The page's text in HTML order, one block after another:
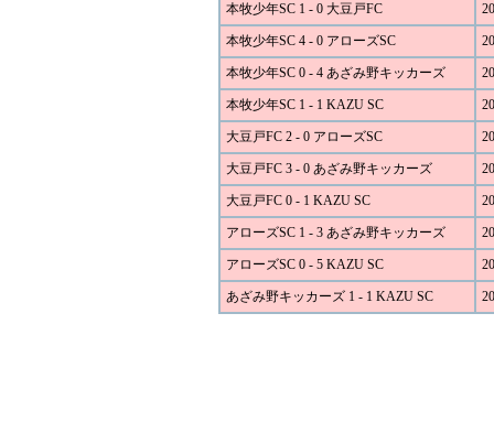
本牧少年SC 1 - 0 大豆戸FC
本牧少年SC 4 - 0 アローズSC
本牧少年SC 0 - 4 あざみ野キッカーズ
本牧少年SC 1 - 1 KAZU SC
大豆戸FC 2 - 0 アローズSC
大豆戸FC 3 - 0 あざみ野キッカーズ
大豆戸FC 0 - 1 KAZU SC
アローズSC 1 - 3 あざみ野キッカーズ
アローズSC 0 - 5 KAZU SC
あざみ野キッカーズ 1 - 1 KAZU SC